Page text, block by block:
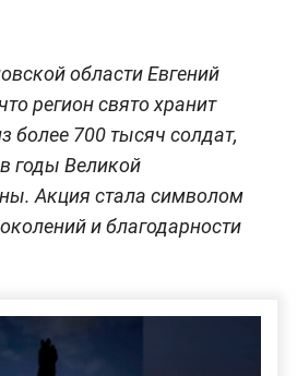
области Евгений
регион свято хранит
более 700 тысяч солдат,
годы Великой
Акция стала символом
и благодарности